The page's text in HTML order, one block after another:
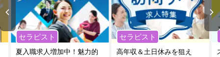
セラピスト
夏入職求人増加中！魅力的
セラピスト
高年収＆土日休みを狙え